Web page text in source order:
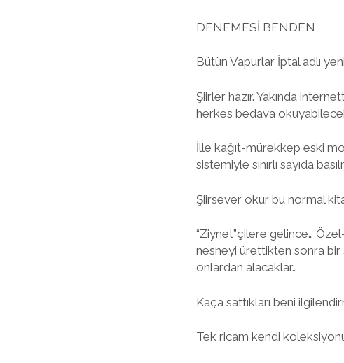
DENEMESİ BENDEN
Bütün Vapurlar İptal adlı
Şiirler hazır. Yakında
herkes bedava
İlle kağıt-mürekkep eski
sistemiyle sınırlı sayıda
Şiirsever okur bu normal
“Ziynet”çilere gelince…
nesneyi ürettikten sonra bir
onlardan alacaklar…
Kaça sattıkları beni
Tek ricam kendi